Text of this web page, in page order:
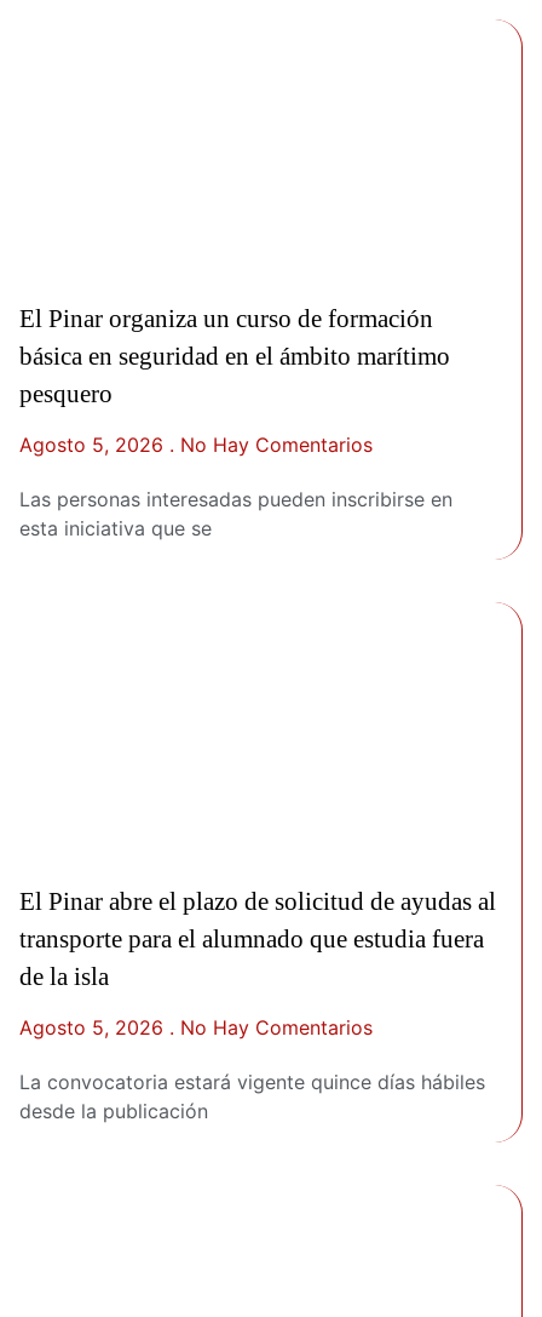
El Pinar organiza un curso de formación
básica en seguridad en el ámbito marítimo
pesquero
Agosto 5, 2026 No Hay Comentarios
Las personas interesadas pueden inscribirse en
esta iniciativa que se
El Pinar abre el plazo de solicitud de ayudas al
transporte para el alumnado que estudia fuera
de la isla
Agosto 5, 2026 No Hay Comentarios
La convocatoria estará vigente quince días hábiles
desde la publicación